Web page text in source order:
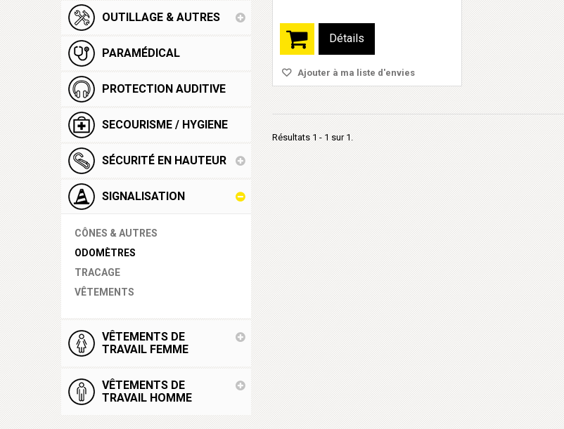
OUTILLAGE & AUTRES
PARAMÉDICAL
PROTECTION AUDITIVE
SECOURISME / HYGIENE
SÉCURITÉ EN HAUTEUR
SIGNALISATION
CÔNES & AUTRES
ODOMÈTRES
TRACAGE
VÊTEMENTS
VÊTEMENTS DE
TRAVAIL FEMME
VÊTEMENTS DE
TRAVAIL HOMME
Détails
Ajouter à ma liste d'envies
Résultats 1 - 1 sur 1.